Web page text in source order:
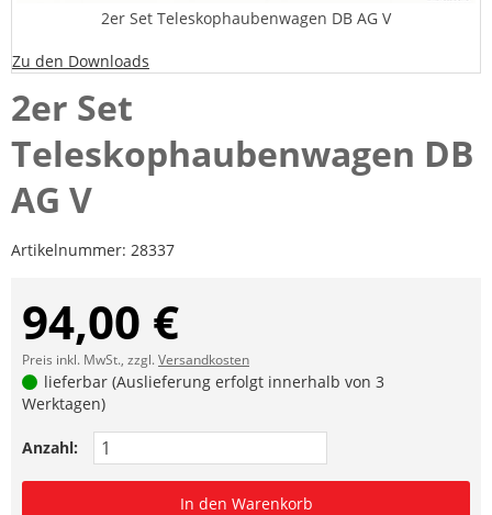
2er Set Teleskophaubenwagen DB AG V
Zu den Downloads
2er Set
Teleskophaubenwagen DB
AG V
Artikelnummer: 28337
94,00 €
Preis inkl. MwSt., zzgl.Versandkosten
lieferbar (Auslieferung erfolgt innerhalb von 3
Werktagen)
Anzahl:
In den Warenkorb